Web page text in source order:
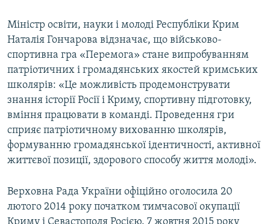
Міністр освіти, науки і молоді Республіки Крим
Наталія Гончарова відзначає, що військово-
спортивна гра «Перемога» стане випробуванням
патріотичних і громадянських якостей кримських
школярів: «Це можливість продемонструвати
знання історії Росії і Криму, спортивну підготовку,
вміння працювати в команді. Проведення гри
сприяє патріотичному вихованню школярів,
формуванню громадянської ідентичності, активної
життєвої позиції, здорового способу життя молоді».
Верховна Рада України офіційно оголосила 20
лютого 2014 року початком тимчасової окупації